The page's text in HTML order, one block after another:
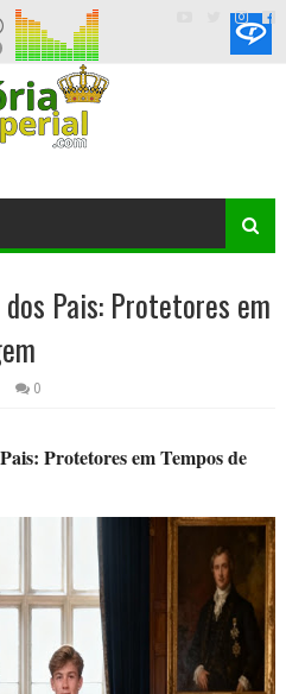
Pais: Protetores em
0
Protetores em Tempos de